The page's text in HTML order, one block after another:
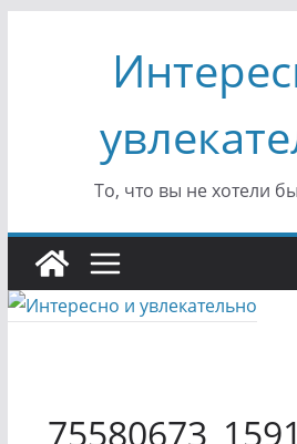
содержимому
То, что вы не хотели